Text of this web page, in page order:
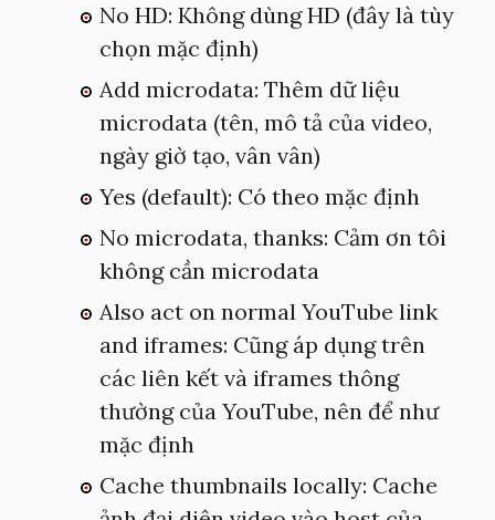
No HD: Không dùng HD (đây là tùy
chọn mặc định)
Add microdata: Thêm dữ liệu
microdata (tên, mô tả của video,
ngày giờ tạo, vân vân)
Yes (default): Có theo mặc định
No microdata, thanks: Cảm ơn tôi
không cần microdata
Also act on normal YouTube link
and iframes: Cũng áp dụng trên
các liên kết và iframes thông
thường của YouTube, nên để như
mặc định
Cache thumbnails locally: Cache